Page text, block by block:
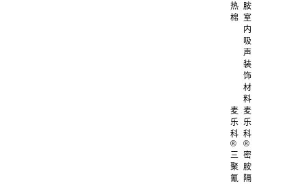
热
棉
胺
室
内
吸
声
装
饰
材
料
麦
乐
科
®
三
聚
氰
麦
乐
科
®
密
胺
隔